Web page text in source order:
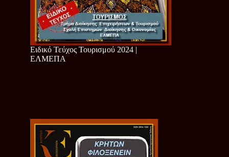
Ειδικό Τεύχος Τουρισμού 2024 |
ΕΛΜΕΠΑ